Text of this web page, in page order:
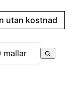
utan kostnad